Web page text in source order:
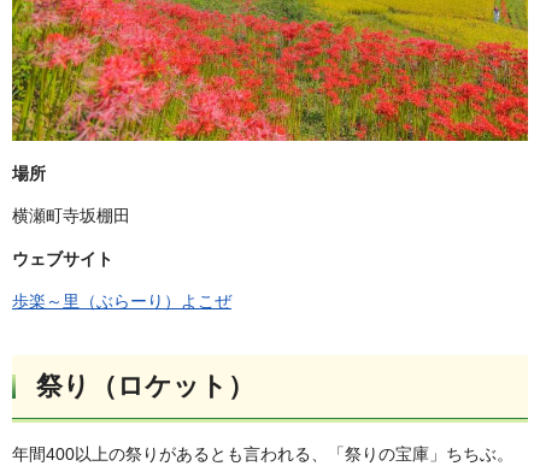
場所
横瀬町寺坂棚田
ウェブサイト
歩楽～里（ぶらーり）よこぜ
祭り（ロケット）
年間400以上の祭りがあるとも言われる、「祭りの宝庫」ちちぶ。